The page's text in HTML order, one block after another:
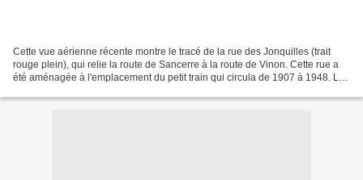
Cette vue aérienne récente montre le tracé de la rue des Jonquilles (trait
rouge plein), qui relie la route de Sancerre à la route de Vinon. Cette rue a
été aménagée à l'emplacement du petit train qui circula de 1907 à 1948. Le